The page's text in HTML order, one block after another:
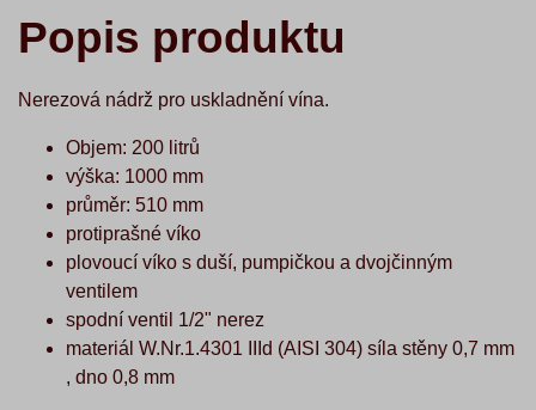
Popis produktu
Nerezová nádrž pro uskladnění vína.
Objem: 200 litrů
výška: 1000 mm
průměr: 510 mm
protiprašné víko
plovoucí víko s duší, pumpičkou a dvojčinným
ventilem
spodní ventil 1/2" nerez
materiál W.Nr.1.4301 IIId (AISI 304) síla stěny 0,7 mm
, dno 0,8 mm